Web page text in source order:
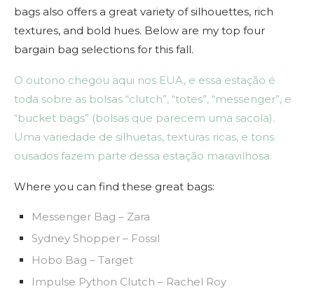
bags also offers a great variety of silhouettes, rich
textures, and bold hues. Below are my top four
bargain bag selections for this fall.
O outono chegou aqui nos EUA, e essa estação é
toda sobre as bolsas “clutch”, “totes”, “messenger”, e
“bucket bags” (bolsas que parecem uma sacola).
Uma variedade de silhuetas, texturas ricas, e tons
ousados fazem parte dessa estação maravilhosa.
Where you can find these great bags:
Messenger Bag – Zara
Sydney Shopper – Fossil
Hobo Bag – Target
Impulse Python Clutch – Rachel Roy